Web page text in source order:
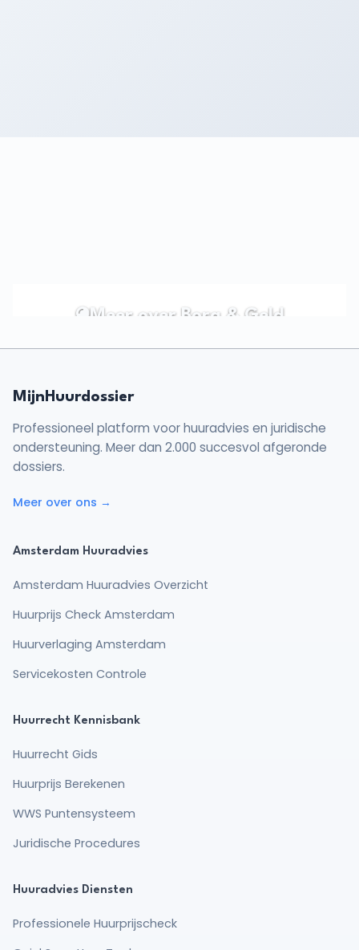
Meer over Borg & Geld
Ontdek meer over je rechten rond borgsom
Borg
werken
Ontdek het concrete stappenplan
om je borg snel terug te krijgen.
MijnHuurdossier
Professioneel platform voor huuradvies en juridische
ondersteuning. Meer dan 2.000 succesvol afgeronde
dossiers.
Meer over ons →
Amsterdam Huuradvies
Amsterdam Huuradvies Overzicht
Huurprijs Check Amsterdam
Huurverlaging Amsterdam
Servicekosten Controle
Huurrecht Kennisbank
Huurrecht Gids
Huurprijs Berekenen
WWS Puntensysteem
Juridische Procedures
Huuradvies Diensten
Professionele Huurprijscheck